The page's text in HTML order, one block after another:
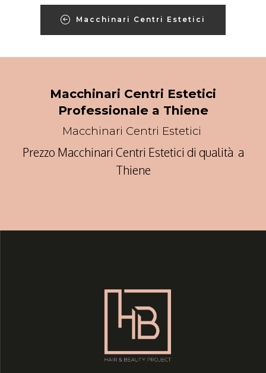
Macchinari Centri Estetici
Macchinari Centri Estetici
Professionale a Thiene
Macchinari Centri Estetici
Prezzo Macchinari Centri Estetici di qualità a
Thiene